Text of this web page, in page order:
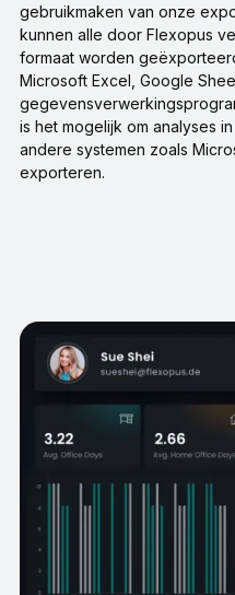
gebruikmaken van onze
kunnen alle door Flexopus
formaat worden
Microsoft Excel, Google
is het mogelijk om analyses
andere systemen zoals
exporteren.